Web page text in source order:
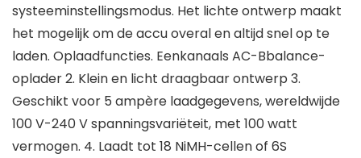
systeeminstellingsmodus. Het lichte ontwerp maakt
het mogelijk om de accu overal en altijd snel op te
laden. Oplaadfuncties. Eenkanaals AC-Bbalance-
oplader 2. Klein en licht draagbaar ontwerp 3.
Geschikt voor 5 ampère laadgegevens, wereldwijde
100 V-240 V spanningsvariëteit, met 100 watt
vermogen. 4. Laadt tot 18 NiMH-cellen of 6S